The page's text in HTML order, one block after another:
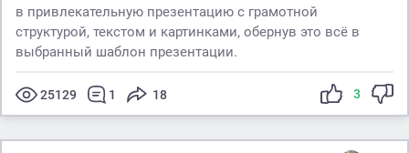
в привлекательную презентацию с грамотной
структурой, текстом и картинками, обернув это всё в
выбранный шаблон презентации.
25129 1 18 3